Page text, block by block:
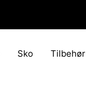
Sko Tilbehør